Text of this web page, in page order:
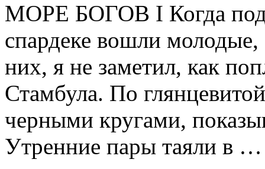
МОРЕ БОГОВ I Когда
спардеке вошли
них, я не заметил, как
Стамбула. По
черными кругами,
Утренние пары таяли в